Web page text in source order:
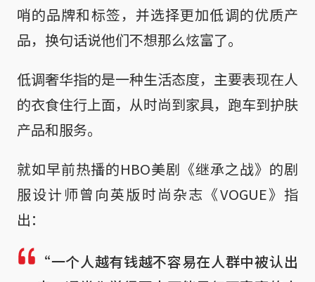
哨的品牌和标签，并选择更加低调的优质产
品，换句话说他们不想那么炫富了。
低调奢华指的是一种生活态度，主要表现在人
的衣食住行上面，从时尚到家具，跑车到护肤
产品和服务。
就如早前热播的HBO美剧《继承之战》的剧
服设计师曾向英版时尚杂志《VOGUE》指
出：
“一个人越有钱越不容易在人群中被认出